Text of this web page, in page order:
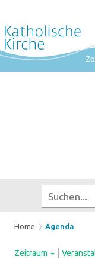
Home Agenda
Zeitraum